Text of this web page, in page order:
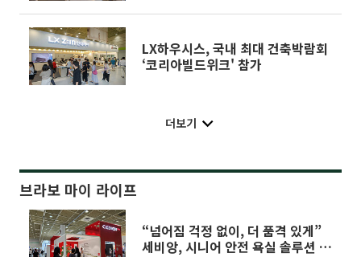
LX하우시스, 국내 최대 건축박람회
‘코리아빌드위크' 참가
더보기
브라보 마이 라이프
“넘어짐 걱정 없이, 더 품격 있게”
세비앙, 시니어 안전 욕실 솔루션 선